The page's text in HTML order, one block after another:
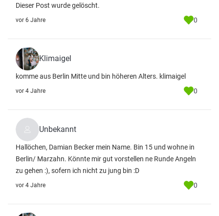
Dieser Post wurde gelöscht.
vor 6 Jahre 0
Klimaigel
komme aus Berlin Mitte und bin höheren Alters. klimaigel
vor 4 Jahre 0
Unbekannt
Hallöchen, Damian Becker mein Name. Bin 15 und wohne in
Berlin/ Marzahn. Könnte mir gut vorstellen ne Runde Angeln
zu gehen :), sofern ich nicht zu jung bin :D
vor 4 Jahre 0